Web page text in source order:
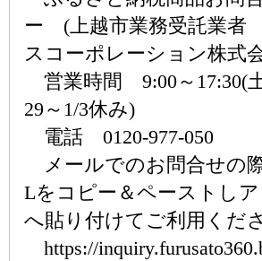
ー (上越市業務受託業者
スコーポレーション株式
営業時間 9:00～17:30(
29～1/3休み)
電話 0120-977-050
メールでのお問合せの
Lをコピー＆ペーストし
へ貼り付けてご利用くだ
https://